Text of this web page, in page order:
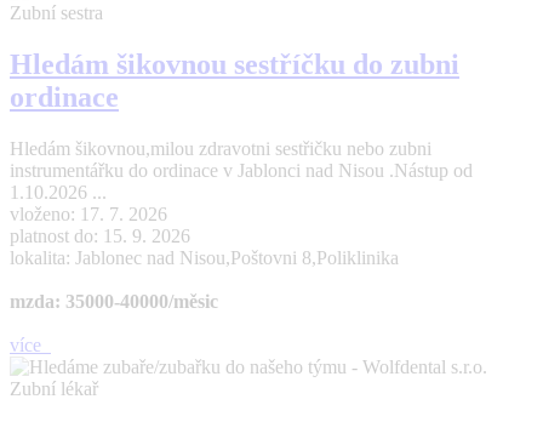
Zubní sestra
Hledám šikovnou sestříčku do zubni
ordinace
Hledám šikovnou,milou zdravotni sestřičku nebo zubni
instrumentářku do ordinace v Jablonci nad Nisou .Nástup od
1.10.2026 ...
vloženo: 17. 7. 2026
platnost do: 15. 9. 2026
lokalita: Jablonec nad Nisou,Poštovni 8,Poliklinika
mzda: 35000-40000/měsic
více
Zubní lékař